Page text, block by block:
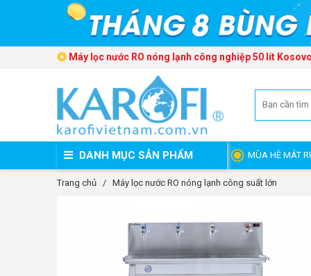
Máy lọc nước RO nóng lạnh công nghiệp 50 lít
DANH MỤC SẢN PHẨM MÙA HÈ MÁT
Trang chủ / Máy lọc nước RO nóng lạnh công suất lớn